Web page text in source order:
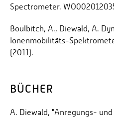
Spectrometer.
Boulbitch, A., Diewald, A.
Ionenmobilitäts-
(2011).
BÜCHER
A. Diewald, "Anregungs-